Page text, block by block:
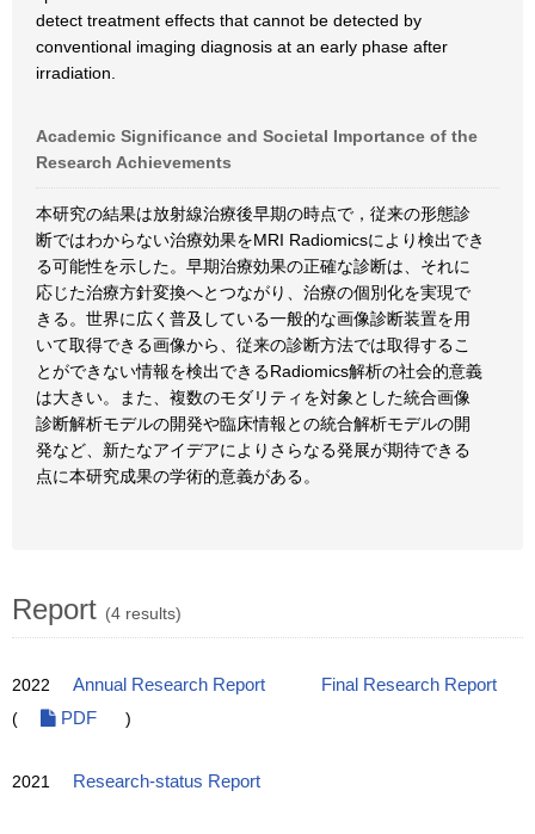
detect treatment effects that cannot be detected by
conventional imaging diagnosis at an early phase after
irradiation.
Academic Significance and Societal Importance of the
Research Achievements
本研究の結果は放射線治療後早期の時点で，従来の形態診
断ではわからない治療効果をMRI Radiomicsにより検出でき
る可能性を示した。早期治療効果の正確な診断は、それに
応じた治療方針変換へとつながり、治療の個別化を実現で
きる。世界に広く普及している一般的な画像診断装置を用
いて取得できる画像から、従来の診断方法では取得するこ
とができない情報を検出できるRadiomics解析の社会的意義
は大きい。また、複数のモダリティを対象とした統合画像
診断解析モデルの開発や臨床情報との統合解析モデルの開
発など、新たなアイデアによりさらなる発展が期待できる
点に本研究成果の学術的意義がある。
Report (4 results)
2022 Annual Research Report
Final Research Report
(
PDF )
2021 Research-status Report